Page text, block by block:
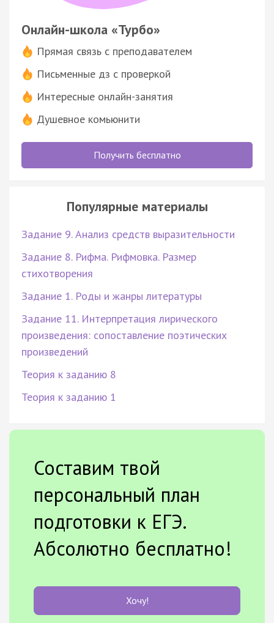
Онлайн-школа «Турбо»
Прямая связь с преподавателем
Письменные дз с проверкой
Интересные онлайн-занятия
Душевное комьюнити
Получить бесплатно
Популярные материалы
Задание 9. Анализ средств выразительности
Задание 8. Рифма. Рифмовка. Размер
стихотворения
Задание 1. Роды и жанры литературы
Задание 11. Интерпретация лирического
произведения: сопоставление поэтических
произведений
Теория к заданию 8
Теория к заданию 1
Составим твой
персональный план
подготовки к ЕГЭ.
Абсолютно бесплатно!
Хочу!